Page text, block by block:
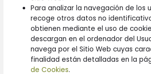
Para analizar la navegación de los
recoge otros datos no
obtienen mediante el uso de
descargan en el ordenador del
navega por el Sitio Web cuyas
finalidad están detalladas en la
de Cookies.